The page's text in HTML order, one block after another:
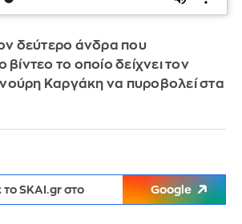
δεύτερο άνδρα που
βίντεο το οποίο δείχνει τον
Καργάκη να πυροβολεί στα
το SKAI.gr στο Google